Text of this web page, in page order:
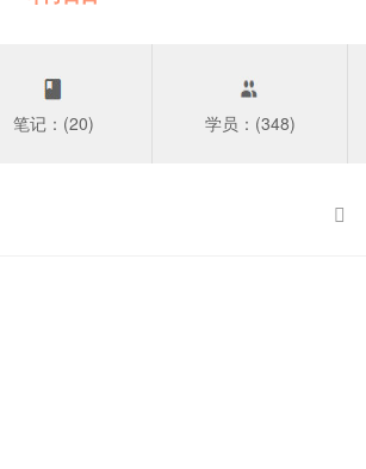
笔记：(20) 学员：(348)